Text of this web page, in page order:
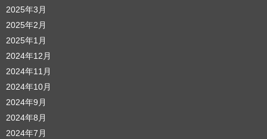
2025年3月
2025年2月
2025年1月
2024年12月
2024年11月
2024年10月
2024年9月
2024年8月
2024年7月